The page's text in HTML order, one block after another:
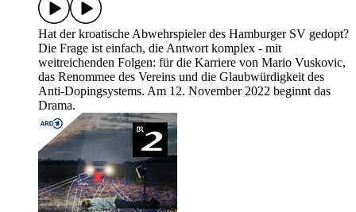
Hat der kroatische Abwehrspieler des Hamburger SV gedopt?
Die Frage ist einfach, die Antwort komplex - mit
weitreichenden Folgen: für die Karriere von Mario Vuskovic,
das Renommee des Vereins und die Glaubwürdigkeit des
Anti-Dopingsystems. Am 12. November 2022 beginnt das
Drama.